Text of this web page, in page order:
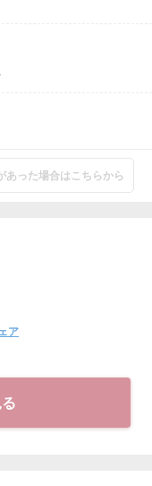
あった場合はこちらから
ア